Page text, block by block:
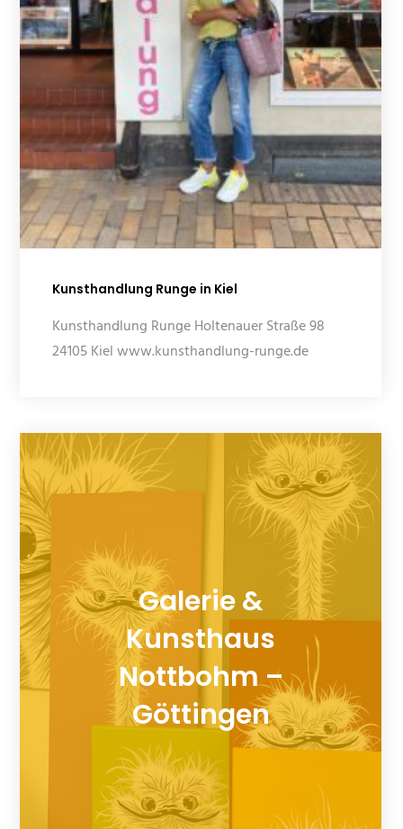
Kunsthandlung Runge in Kiel
Kunsthandlung Runge Holtenauer Straße 98
24105 Kiel www.kunsthandlung-runge.de
Galerie &
Kunsthaus
Nottbohm –
Göttingen